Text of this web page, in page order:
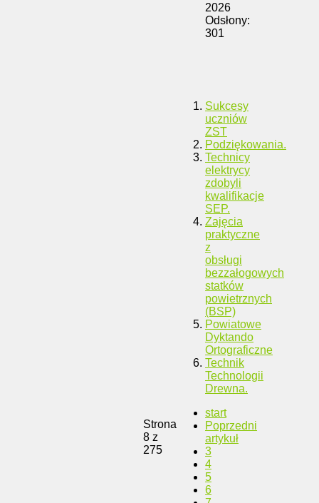
2026
Odsłony:
301
Sukcesy
uczniów
ZST
Podziękowania.
Technicy
elektrycy
zdobyli
kwalifikacje
SEP.
Zajęcia
praktyczne
z
obsługi
bezzałogowych
statków
powietrznych
(BSP)
Powiatowe
Dyktando
Ortograficzne
Technik
Technologii
Drewna.
Strona
8 z
275
start
Poprzedni
artykuł
3
4
5
6